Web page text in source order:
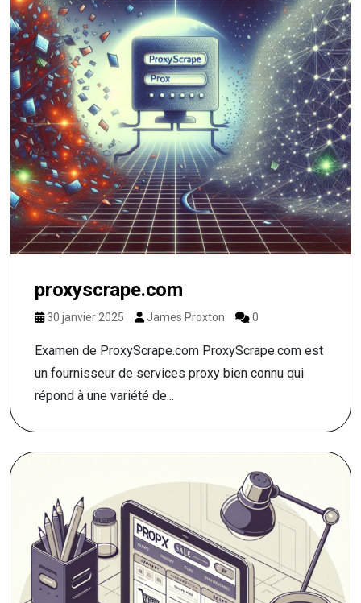
proxyscrape.com
30 janvier 2025 James Proxton 0
Examen de ProxyScrape.com ProxyScrape.com est
un fournisseur de services proxy bien connu qui
répond à une variété de...